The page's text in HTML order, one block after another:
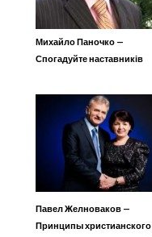
Михайло Паночко —
Спогадуйте наставників
Павел Желноваков —
Принципы христианского